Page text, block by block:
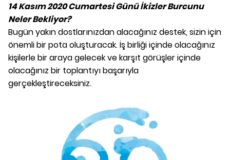
14 Kasım 2020 Cumartesi Günü İkizler Burcunu
Neler Bekliyor?
Bugün yakın dostlarınızdan alacağınız destek, sizin için
önemli bir pota oluşturacak. İş birliği içinde olacağınız
kişilerle bir araya gelecek ve karşıt görüşler içinde
olacağınız bir toplantıyı başarıyla
gerçekleştireceksiniz.